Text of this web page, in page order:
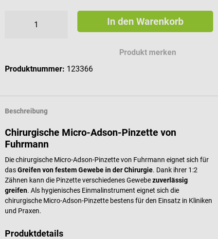
In den Warenkorb
Produkt merken
Produktnummer: 123366
Beschreibung
Chirurgische Micro-Adson-Pinzette von
Fuhrmann
Die chirurgische Micro-Adson-Pinzette von Fuhrmann eignet sich für
dasGreifen von festem Gewebe in der Chirurgie. Dank ihrer 1:2
Zähnen kann die Pinzette verschiedenes Gewebezuverlässig
greifen. Als hygienisches Einmalinstrument eignet sich die
chirurgische Micro-Adson-Pinzette bestens für den Einsatz in Kliniken
und Praxen.
Produktdetails